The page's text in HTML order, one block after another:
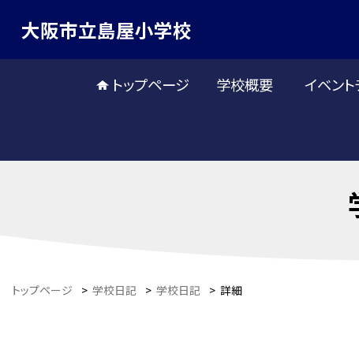
大阪市立島屋小学校
トップページ 学校概要 イベン
トップページ > 学校日記 > 学校日記 > 詳細